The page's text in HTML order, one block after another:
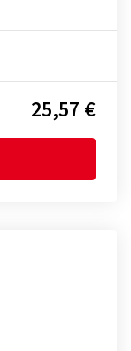
25,57 €